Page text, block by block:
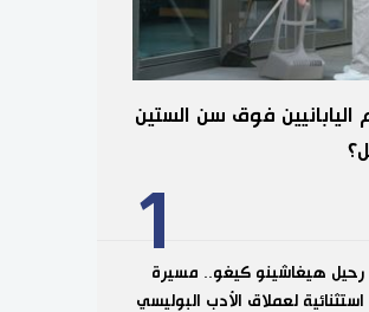
1
فوق سن الستين
رحيل هيغاشينو كيغو.. مسيرة
استثنائية لعملاق الأدب البوليسي